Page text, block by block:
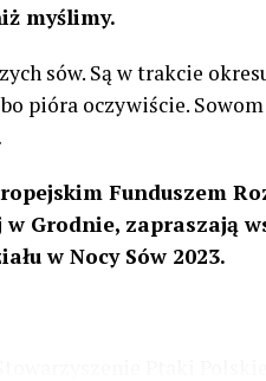
myślimy.
sów. Są w trakcie
pióra oczywiście.
Funduszem
Grodnie, zapraszają
w Nocy Sów 2023.